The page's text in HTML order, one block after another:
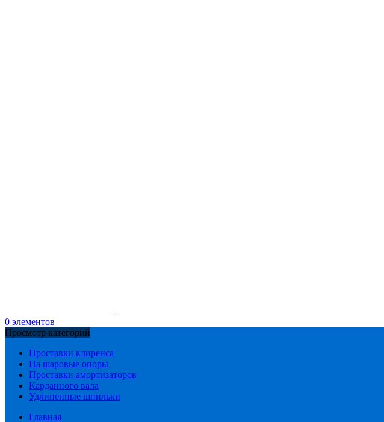
0 элементов
Просмотр категорий
Проставки клиренса
На шаровые опоры
Проставки амортизаторов
Карданного вала
Удлиненные шпильки
Главная